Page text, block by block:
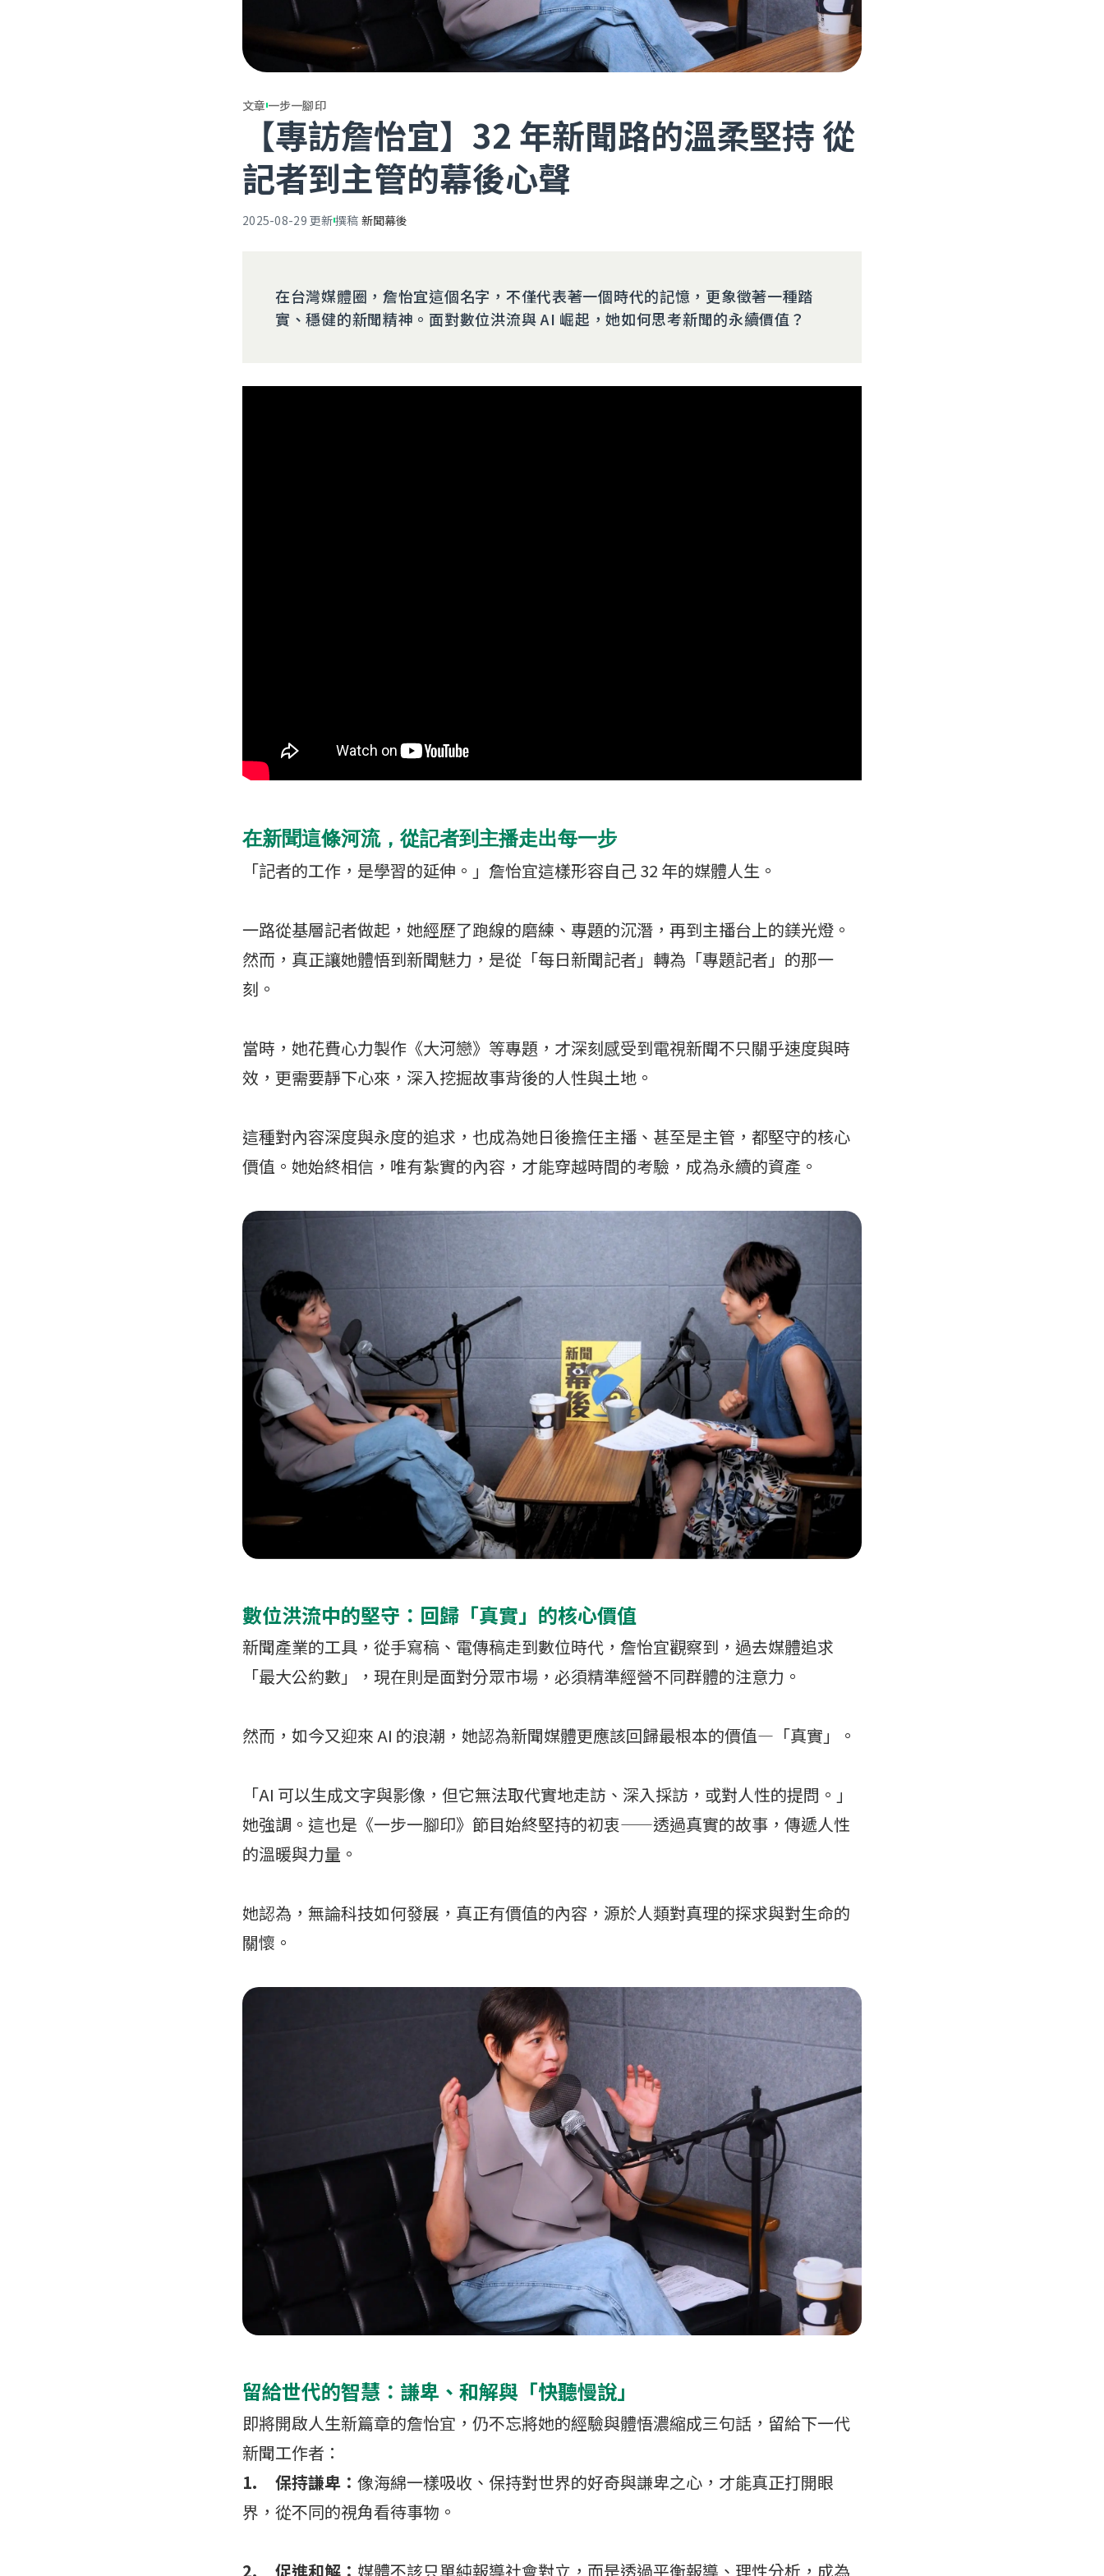
文章一步一腳印
【專訪詹怡宜】32 年新聞路的溫柔堅持 從
記者到主管的幕後心聲
2025-08-29 更新撰稿 新聞幕後
在台灣媒體圈，詹怡宜這個名字，不僅代表著一個時代的記憶，更象徵著一種踏
實、穩健的新聞精神。面對數位洪流與 AI 崛起，她如何思考新聞的永續價值？
在新聞這條河流，從記者到主播走出每一步
「記者的工作，是學習的延伸。」詹怡宜這樣形容自己 32 年的媒體人生。
一路從基層記者做起，她經歷了跑線的磨練、專題的沉潛，再到主播台上的鎂光燈。
然而，真正讓她體悟到新聞魅力，是從「每日新聞記者」轉為「專題記者」的那一
刻。
當時，她花費心力製作《大河戀》等專題，才深刻感受到電視新聞不只關乎速度與時
效，更需要靜下心來，深入挖掘故事背後的人性與土地。
這種對內容深度與永度的追求，也成為她日後擔任主播、甚至是主管，都堅守的核心
價值。她始終相信，唯有紮實的內容，才能穿越時間的考驗，成為永續的資產。
數位洪流中的堅守：回歸「真實」的核心價值
新聞產業的工具，從手寫稿、電傳稿走到數位時代，詹怡宜觀察到，過去媒體追求
「最大公約數」，現在則是面對分眾市場，必須精準經營不同群體的注意力。
然而，如今又迎來 AI 的浪潮，她認為新聞媒體更應該回歸最根本的價值—「真實」。
「AI 可以生成文字與影像，但它無法取代實地走訪、深入採訪，或對人性的提問。」
她強調。這也是《一步一腳印》節目始終堅持的初衷——透過真實的故事，傳遞人性
的溫暖與力量。
她認為，無論科技如何發展，真正有價值的內容，源於人類對真理的探求與對生命的
關懷。
留給世代的智慧：謙卑、和解與「快聽慢說」
即將開啟人生新篇章的詹怡宜，仍不忘將她的經驗與體悟濃縮成三句話，留給下一代
新聞工作者：
1.
保持謙卑： 像海綿一樣吸收、保持對世界的好奇與謙卑之心，才能真正打開眼
界，從不同的視角看待事物。
2. 促進和解： 媒體不該只單純報導社會對立，而是透過平衡報導、理性分析，成為